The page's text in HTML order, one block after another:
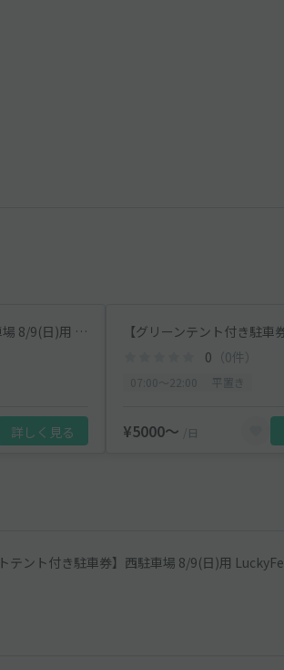
【オートバイ専用】西駐車場 8/9(日)用 LuckyFes'26
詳しく見る
0 （0件）
¥5000〜 /日
テント付き駐車券】西駐車場 8/9(日)用 LuckyFe